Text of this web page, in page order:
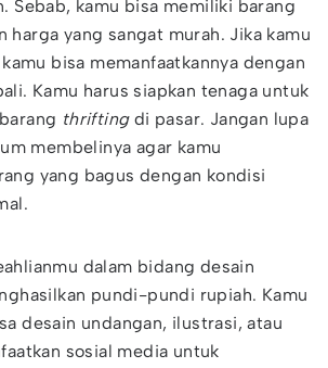
Sebab, kamu bisa memiliki barang
harga yang sangat murah. Jika kamu
kamu bisa memanfaatkannya dengan
Kamu harus siapkan tenaga untuk
thrifting di pasar. Jangan lupa
membelinya agar kamu
yang bagus dengan kondisi
dalam bidang desain
pundi-pundi rupiah. Kamu
desain undangan, ilustrasi, atau
sosial media untuk